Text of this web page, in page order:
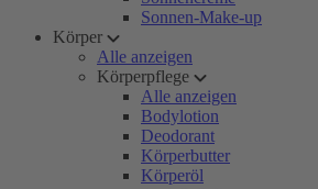
Sonnen-Make-up
Körper
Alle anzeigen
Körperpflege
Alle anzeigen
Bodylotion
Deodorant
Körperbutter
Körperöl